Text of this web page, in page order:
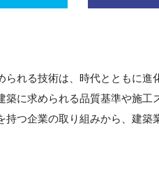
られる技術は、時代とともに
築に求められる品質基準や施
持つ企業の取り組みから、建築